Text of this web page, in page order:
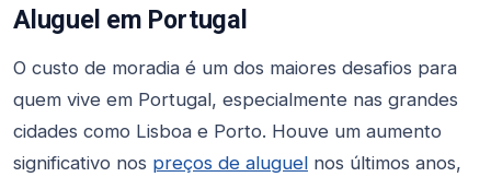
Aluguel em Portugal
O custo de moradia é um dos maiores desafios para
quem vive em Portugal, especialmente nas grandes
cidades como Lisboa e Porto. Houve um aumento
significativo nos preços de aluguel nos últimos anos,